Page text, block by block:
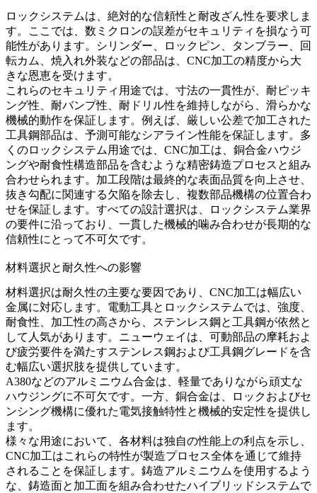
ロックシステムは、絶対的な信頼性と耐改ざん性を要求しま
す。ここでは、数ミクロンの誤差がセキュリティを損なう可
能性があります。シリンダー、ロックピン、タンブラー、回
転カム、焼入れ外装などの部品は、CNC加工の精度から大
きな恩恵を受けます。
これらのセキュリティ用途では、寸法の一貫性が、耐ピッキ
ング性、耐バンプ性、耐ドリル性を維持しながら、滑らかな
機械的動作を保証します。例えば、厳しい公差で加工された
工具鋼部品は、予測可能なシアライン性能を保証します。多
くのロックシステム用途では、CNC加工は、 銅合金ハウジ
ングや耐食性構造部品を含むような精密鋳造プロセスと組み
合わせられます。加工段階は最終的な表面品質を向上させ、
抜き勾配に関連する欠陥を除去し、複数部品機構の位置合わ
せを保証します。すべての設計選択は、
ロックシステム業界
の要件に沿っており、一貫した機械的噛み合わせが長期的な
信頼性にとって不可欠です。
材料選択と耐久性への影響
材料選択は耐久性の主要な要因であり、CNC加工は幅広い
金属に対応します。電動工具とロックシステムでは、強度、
耐食性、加工性の高さから、ステンレス鋼と工具鋼が依然と
して人気があります。ニューウェイは、可動部品の摩耗およ
び疲労要件を満たすステンレス鋼および工具鋼グレードを含
む幅広い選択肢を提供しています。
A380などのアルミニウム合金は、軽量でありながら頑丈な
ハウジングに不可欠です。一方、銅合金は、ロックおよびセ
ンシング機構に優れた電気接触特性と機械的安定性を提供し
ます。
様々な用途において、各材料は独自の性能上の利点を示し、
CNC加工はこれらの特性が製造プロセス全体を通じて維持
されることを保証します。 鋳造アルミニウム を使用するよう
な、鋳造面と加工面を組み合わせたハイブリッドシステムで